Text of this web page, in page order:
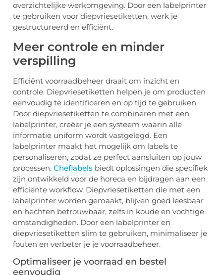
overzichtelijke werkomgeving. Door een labelprinter
te gebruiken voor diepvriesetiketten, werk je
gestructureerd en efficiënt.
Meer controle en minder
verspilling
Efficiënt voorraadbeheer draait om inzicht en
controle. Diepvriesetiketten helpen je om producten
eenvoudig te identificeren en op tijd te gebruiken.
Door diepvriesetiketten te combineren met een
labelprinter, creëer je een systeem waarin alle
informatie uniform wordt vastgelegd. Een
labelprinter maakt het mogelijk om labels te
personaliseren, zodat ze perfect aansluiten op jouw
processen. Cheflabels biedt oplossingen die specifiek
zijn ontwikkeld voor de horeca en bijdragen aan een
efficiënte workflow. Diepvriesetiketten die met een
labelprinter worden gemaakt, blijven goed leesbaar
en hechten betrouwbaar, zelfs in koude en vochtige
omstandigheden. Door een labelprinter en
diepvriesetiketten slim te gebruiken, minimaliseer je
fouten en verbeter je je voorraadbeheer.
Optimaliseer je voorraad en bestel
eenvoudig